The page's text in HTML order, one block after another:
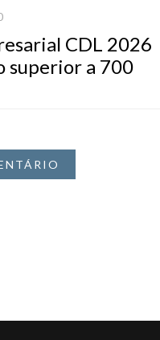
CDL 2026
superior a 700